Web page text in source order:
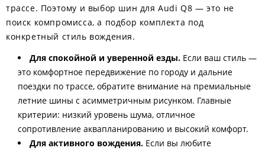
трассе. Поэтому и выбор шин для Audi Q8 — это не
поиск компромисса, а подбор комплекта под
конкретный стиль вождения.
Для спокойной и уверенной езды. Если ваш стиль —
это комфортное передвижение по городу и дальние
поездки по трассе, обратите внимание на премиальные
летние шины с асимметричным рисунком. Главные
критерии: низкий уровень шума, отличное
сопротивление аквапланированию и высокий комфорт.
Для активного вождения. Если вы любите